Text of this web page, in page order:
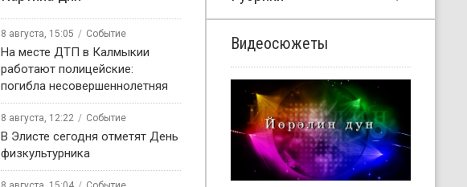
8 августа, 15:05 Событие
На месте ДТП в Калмыкии
работают полицейские:
погибла несовершеннолетняя
8 августа, 12:22 Событие
В Элисте сегодня отметят День
физкультурника
Видеосюжеты